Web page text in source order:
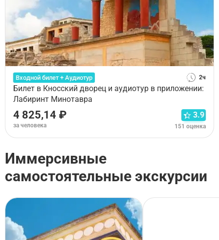
Входной билет + Аудиотур 2ч
Билет в Кносский дворец и аудиотур в приложении:
Лабиринт Минотавра
4 825,14 ₽
за человека
3.9
151 оценка
Иммерсивные
самостоятельные экскурсии